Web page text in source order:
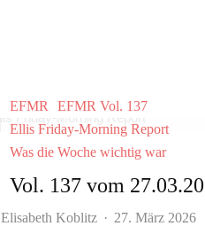
EFMR
EFMR Vol. 137
Ellis Friday-Morning Report
Was die Woche wichtig war
Vol. 137 vom
Elisabeth Koblitz · 27. März 2026